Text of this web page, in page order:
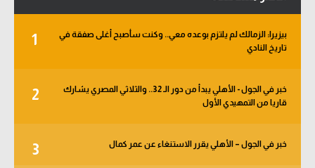
1
بيزيرا: الزمالك لم يلتزم بوعده معي.. وكنت سأصبح أغلى صفقة في
تاريخ النادي
2
خبر في الجول - الأهلي يبدأ من دور الـ 32.. والثلاثي المصري يشارك
قاريا من التمهيدي الأول
3 خبر في الجول – الأهلي يقرر الاستنغاء عن عمر كمال